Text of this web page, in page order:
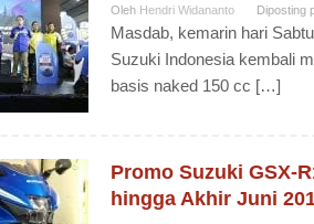
Oleh Hendri Widananto Diposting
Masdab, kemarin hari
Suzuki Indonesia kembali
basis naked 150 cc […]
Promo Suzuki GSX-
hingga Akhir Juni